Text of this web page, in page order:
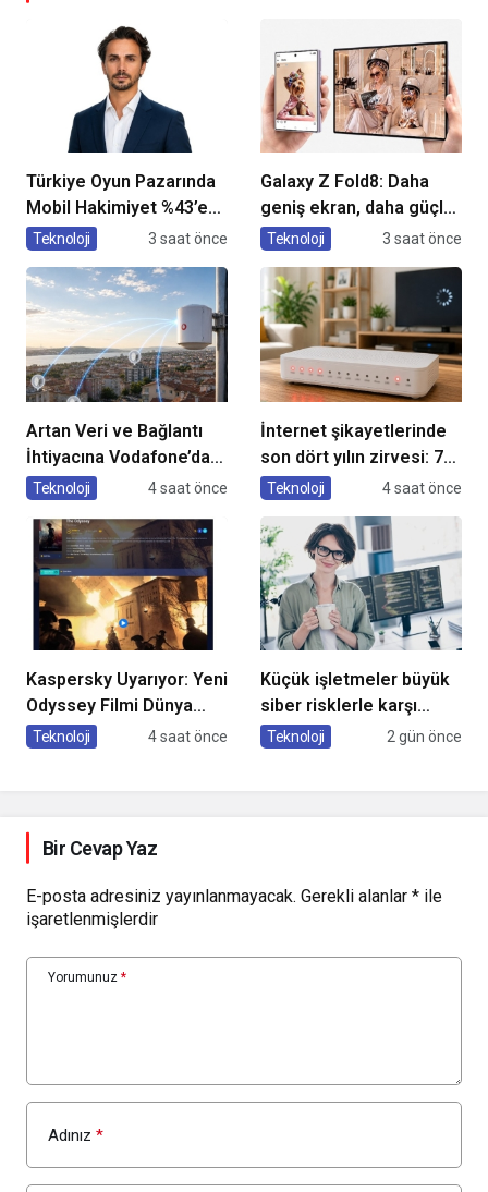
Türkiye Oyun Pazarında
Mobil Hakimiyet %43’e
Ulaştı
Teknoloji 3 saat önce
Galaxy Z Fold8: Daha
geniş ekran, daha güçlü
üretkenlik
Teknoloji 3 saat önce
Artan Veri ve Bağlantı
İhtiyacına Vodafone’dan
Yeni Anten Teknolojisi
Teknoloji 4 saat önce
İnternet şikayetlerinde
son dört yılın zirvesi: 78
bin 610 şikayet
Teknoloji 4 saat önce
Kaspersky Uyarıyor: Yeni
Odyssey Filmi Dünya
Çapında Heyecan
Teknoloji 4 saat önce
Küçük işletmeler büyük
siber risklerle karşı
karşıya
Teknoloji 2 gün önce
Bir Cevap Yaz
E-posta adresiniz yayınlanmayacak. Gerekli alanlar * ile
işaretlenmişlerdir
Yorumunuz *
Adınız *